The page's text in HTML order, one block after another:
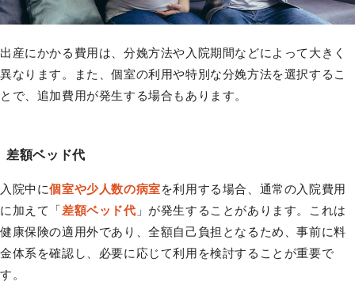
出産にかかる費用は、分娩方法や入院期間などによって大きく
異なります。また、個室の利用や特別な分娩方法を選択するこ
とで、追加費用が発生する場合もあります。
差額ベッド代
入院中に個室や少人数の病室を利用する場合、通常の入院費用
に加えて「差額ベッド代 」が発生することがあります。これは
健康保険の適用外であり、全額自己負担となるため、事前に料
金体系を確認し、必要に応じて利用を検討することが重要で
す。